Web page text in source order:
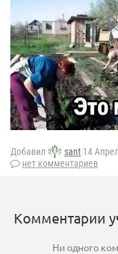
Добавил sant 14
нет комментариев
Комментарии
Ни одного